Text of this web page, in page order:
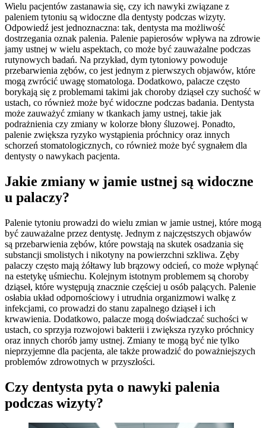
Wielu pacjentów zastanawia się, czy ich nawyki związane z
paleniem tytoniu są widoczne dla dentysty podczas wizyty.
Odpowiedź jest jednoznaczna: tak, dentysta ma możliwość
dostrzegania oznak palenia. Palenie papierosów wpływa na zdrowie
jamy ustnej w wielu aspektach, co może być zauważalne podczas
rutynowych badań. Na przykład, dym tytoniowy powoduje
przebarwienia zębów, co jest jednym z pierwszych objawów, które
mogą zwrócić uwagę stomatologa. Dodatkowo, palacze często
borykają się z problemami takimi jak choroby dziąseł czy suchość w
ustach, co również może być widoczne podczas badania. Dentysta
może zauważyć zmiany w tkankach jamy ustnej, takie jak
podrażnienia czy zmiany w kolorze błony śluzowej. Ponadto,
palenie zwiększa ryzyko wystąpienia próchnicy oraz innych
schorzeń stomatologicznych, co również może być sygnałem dla
dentysty o nawykach pacjenta.
Jakie zmiany w jamie ustnej są widoczne
u palaczy?
Palenie tytoniu prowadzi do wielu zmian w jamie ustnej, które mogą
być zauważalne przez dentystę. Jednym z najczęstszych objawów
są przebarwienia zębów, które powstają na skutek osadzania się
substancji smolistych i nikotyny na powierzchni szkliwa. Zęby
palaczy często mają żółtawy lub brązowy odcień, co może wpłynąć
na estetykę uśmiechu. Kolejnym istotnym problemem są choroby
dziąseł, które występują znacznie częściej u osób palących. Palenie
osłabia układ odpornościowy i utrudnia organizmowi walkę z
infekcjami, co prowadzi do stanu zapalnego dziąseł i ich
krwawienia. Dodatkowo, palacze mogą doświadczać suchości w
ustach, co sprzyja rozwojowi bakterii i zwiększa ryzyko próchnicy
oraz innych chorób jamy ustnej. Zmiany te mogą być nie tylko
nieprzyjemne dla pacjenta, ale także prowadzić do poważniejszych
problemów zdrowotnych w przyszłości.
Czy dentysta pyta o nawyki palenia
podczas wizyty?